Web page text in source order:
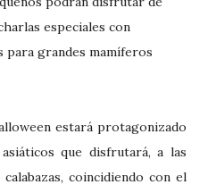
especiales con
para grandes mamíferos
estará protagonizado
que disfrutará, a las
coincidiendo con el